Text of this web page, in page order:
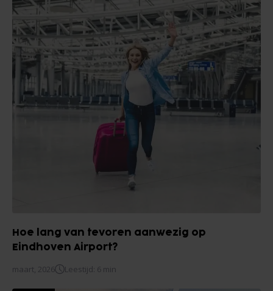
Hoe lang van tevoren aanwezig op
Eindhoven Airport?
maart, 2026 Leestijd: 6 min